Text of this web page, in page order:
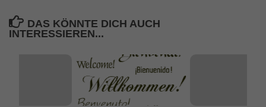
DAS KÖNNTE DICH AUCH
INTERESSIEREN...